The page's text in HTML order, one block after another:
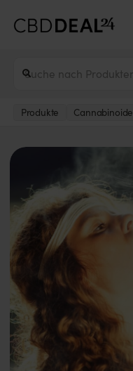
Produkte Cannabinoide